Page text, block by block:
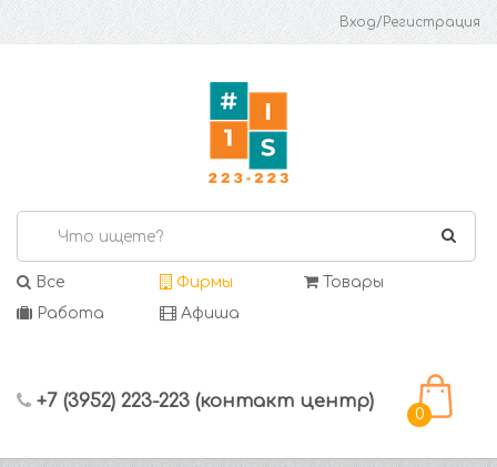
Вход/Регистрация
Все Фирмы
Товары
Работа
Афиша
+7 (3952) 223-223 (контакт центр)
0